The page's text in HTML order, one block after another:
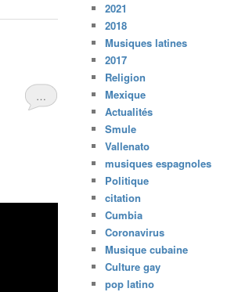
…
2021
2018
Musiques latines
2017
Religion
Mexique
Actualités
Smule
Vallenato
musiques espagnoles
Politique
citation
Cumbia
Coronavirus
Musique cubaine
Culture gay
pop latino